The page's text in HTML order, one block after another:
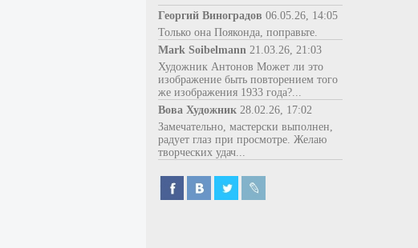
Георгий Виноградов 06.05.26, 14:05
Только она Пояконда, поправьте.
Mark Soibelmann 21.03.26, 21:03
Художник Антонов Может ли это
изображение быть повторением того
же изображения 1933 года?...
Вова Художник 28.02.26, 17:02
Замечательно, мастерски выполнен,
радует глаз при просмотре. Желаю
творческих удач...